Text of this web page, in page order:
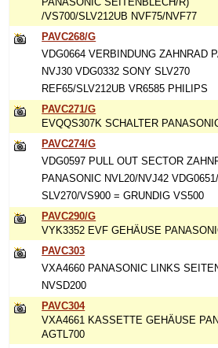
/VS700/SLV212UB NVF75/NVF77
PAVC268/G
VDG0664 VERBINDUNG ZAHNRAD
NVJ30 VDG0332 SONY SLV270
REF65/SLV212UB VR6585 PHILIPS
PAVC271/G
EVQQS307K SCHALTER
PAVC274/G
VDG0597 PULL OUT SECTOR
PANASONIC NVL20/NVJ42
SLV270/VS900 = GRUNDIG VS500
PAVC290/G
VYK3352 EVF GEHÄUSE
PAVC303
VXA4660 PANASONIC LINKS
NVSD200
PAVC304
VXA4661 KASSETTE GEHÄUSE
AGTL700